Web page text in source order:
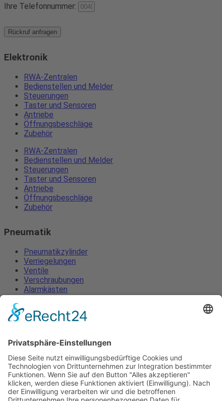
Ihre Telefonnummer:
Rückruf anfragen
Elektronik
RWA-Zentralen
Bedienstellen und Melder
Steuerungen
Taster und Sensoren
Antriebe
Öffnungsbeschläge
Zubehör
RWA-Zentralen
Bedienstellen und Melder
Steuerungen
Taster und Sensoren
Antriebe
Öffnungsbeschläge
Zubehör
Pneumatik
Pneumatikzylinder
Verriegelungen
Ventile
Verschraubungen
Alarmkästen
Öffnungsbeschläge
Zubehör
Verriegelungen
Ventile
Verschraubungen
Alarmkästen
Lüftungszentralen
Öffnungsbeschläge